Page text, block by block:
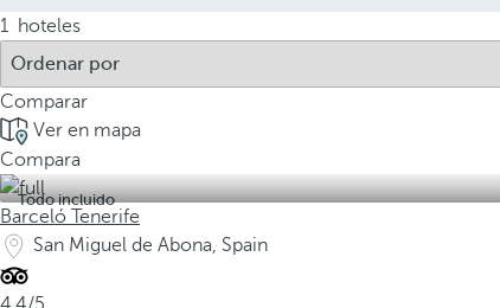
1 hoteles
Comparar
Ver en mapa
Compara
Todo incluido
Barceló Tenerife
San Miguel de Abona, Spain